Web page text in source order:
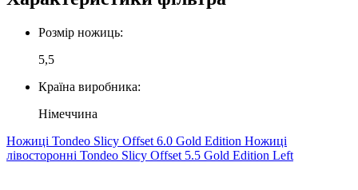
Розмір ножиць:
5,5
Країна виробника:
Німеччина
Ножиці Tondeo Slicy Offset 6.0 Gold Edition Ножиці
лівосторонні Tondeo Slicy Offset 5.5 Gold Edition Left